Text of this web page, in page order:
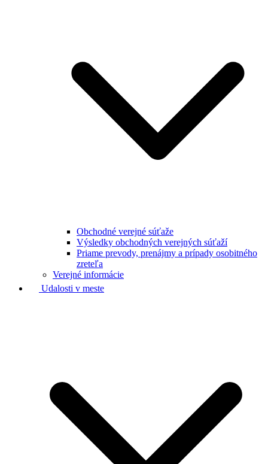
Obchodné verejné súťaže
Výsledky obchodných verejných súťaží
Priame prevody, prenájmy a prípady osobitného
zreteľa
Verejné informácie
Udalosti v meste